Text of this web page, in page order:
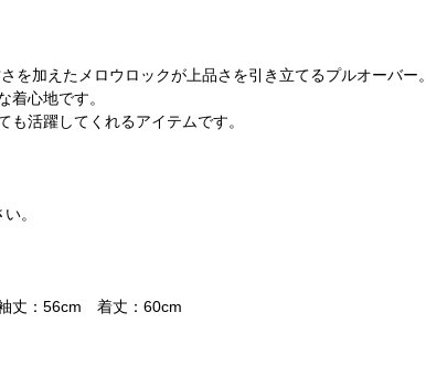
を加えたメロウロックが上品さを引き立てるプルオーバー。
着心地です。
活躍してくれるアイテムです。
。
丈：56cm 着丈：60cm